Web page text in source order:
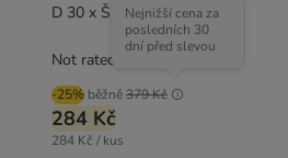
D 30 x Š 30 x V 4,5 cm
-25% běžně379 Kč
Nejnižší cena za
posledních 30
dní před slevou
284 Kč
284 Kč / kus
Not rated